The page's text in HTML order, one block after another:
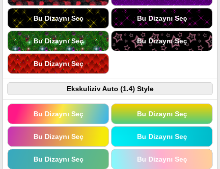
Bu Dizaynı Seç Bu Dizaynı Seç
Bu Dizaynı Seç Bu Dizaynı Seç
Bu Dizaynı Seç
Ekskuliziv Auto (1.4) Style
Bu Dizaynı Seç Bu Dizaynı Seç
Bu Dizaynı Seç Bu Dizaynı Seç
Bu Dizaynı Seç Bu Dizaynı Seç